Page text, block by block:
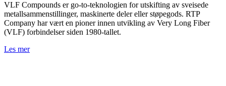
VLF Compounds er go-to-teknologien for utskifting av sveisede
metallsammenstillinger, maskinerte deler eller støpegods. RTP
Company har vært en pioner innen utvikling av Very Long Fiber
(VLF) forbindelser siden 1980-tallet.
Les mer